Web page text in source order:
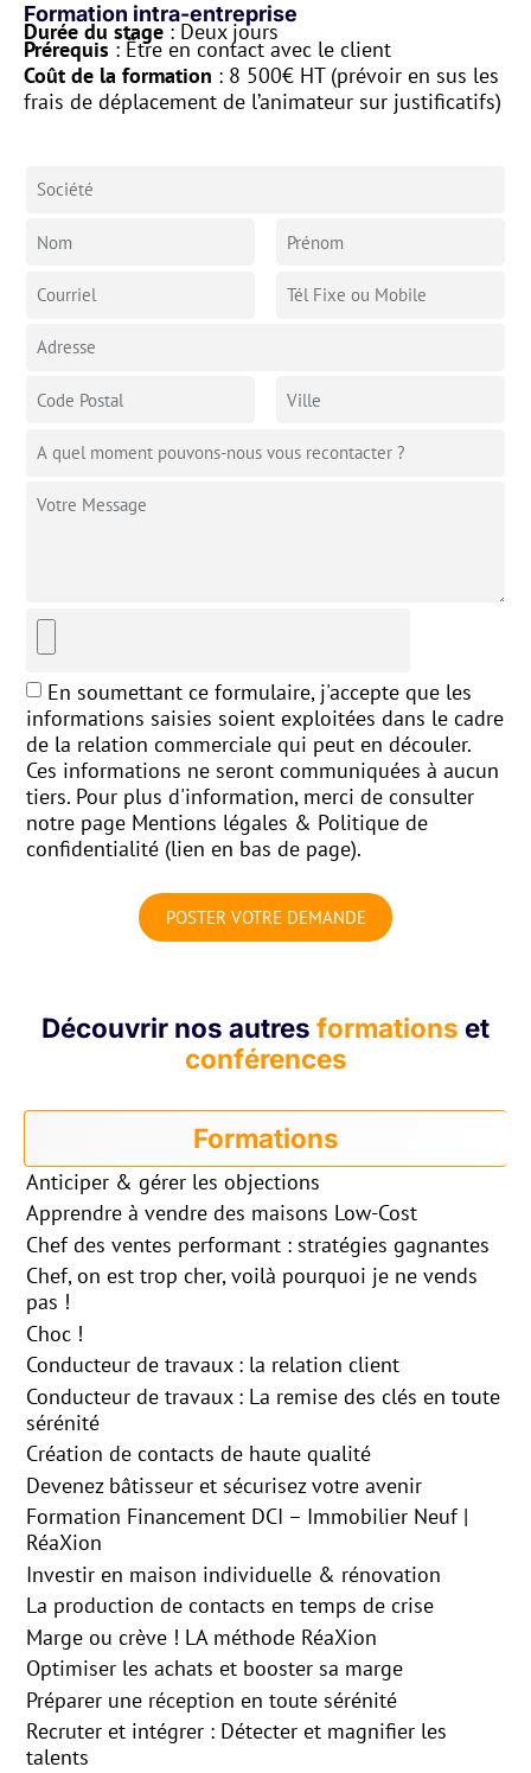
Formation intra-entreprise
Durée du stage : Deux jours
Prérequis : Être en contact avec le client
Coût de la formation : 8 500€ HT (prévoir en sus les
frais de déplacement de l’animateur sur justificatifs)
En soumettant ce formulaire, j'accepte que les
informations saisies soient exploitées dans le cadre
de la relation commerciale qui peut en découler.
Ces informations ne seront communiquées à aucun
tiers. Pour plus d'information, merci de consulter
notre page Mentions légales & Politique de
confidentialité (lien en bas de page).
POSTER VOTRE DEMANDE
Découvrir nos autres formations et
conférences
Formations
Anticiper & gérer les objections
Apprendre à vendre des maisons Low-Cost
Chef des ventes performant : stratégies gagnantes
Chef, on est trop cher, voilà pourquoi je ne vends
pas !
Choc !
Conducteur de travaux : la relation client
Conducteur de travaux : La remise des clés en toute
sérénité
Création de contacts de haute qualité
Devenez bâtisseur et sécurisez votre avenir
Formation Financement DCI – Immobilier Neuf |
RéaXion
Investir en maison individuelle & rénovation
La production de contacts en temps de crise
Marge ou crève ! LA méthode RéaXion
Optimiser les achats et booster sa marge
Préparer une réception en toute sérénité
Recruter et intégrer : Détecter et magnifier les
talents